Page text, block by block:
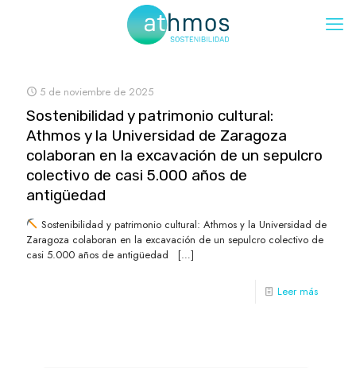
5 de noviembre de 2025
Sostenibilidad y patrimonio cultural:
Athmos y la Universidad de Zaragoza
colaboran en la excavación de un sepulcro
colectivo de casi 5.000 años de
antigüedad
Sostenibilidad y patrimonio cultural: Athmos y la Universidad de
Zaragoza colaboran en la excavación de un sepulcro colectivo de
casi 5.000 años de antigüedad
[…]
Leer más